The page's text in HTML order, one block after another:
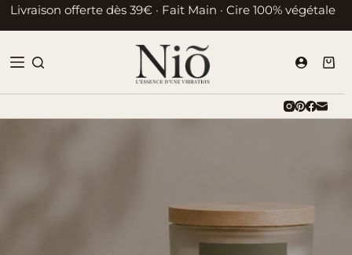
Passer
au
Livraison offerte dès 39€ · Fait Main · Cire 100% végétale